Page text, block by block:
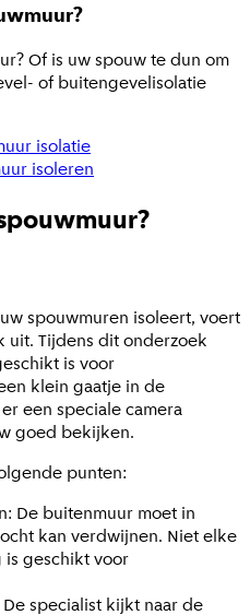
Of is uw spouw te dun om
of buitengevelisolatie
isolatie
isoleren
spouwmuren isoleert, voert
uit. Tijdens dit onderzoek
is voor
klein gaatje in de
een speciale camera
goed bekijken.
punten:
De buitenmuur moet in
kan verdwijnen. Niet elke
geschikt voor
specialist kijkt naar de